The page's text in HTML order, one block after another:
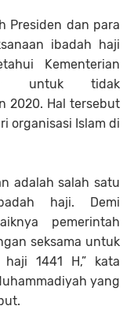
Presiden dan para
ibadah haji
Kementerian
untuk tidak
2020. Hal tersebut
organisasi Islam di
adalah salah satu
haji. Demi
pemerintah
seksama untuk
1441 H,” kata
yang